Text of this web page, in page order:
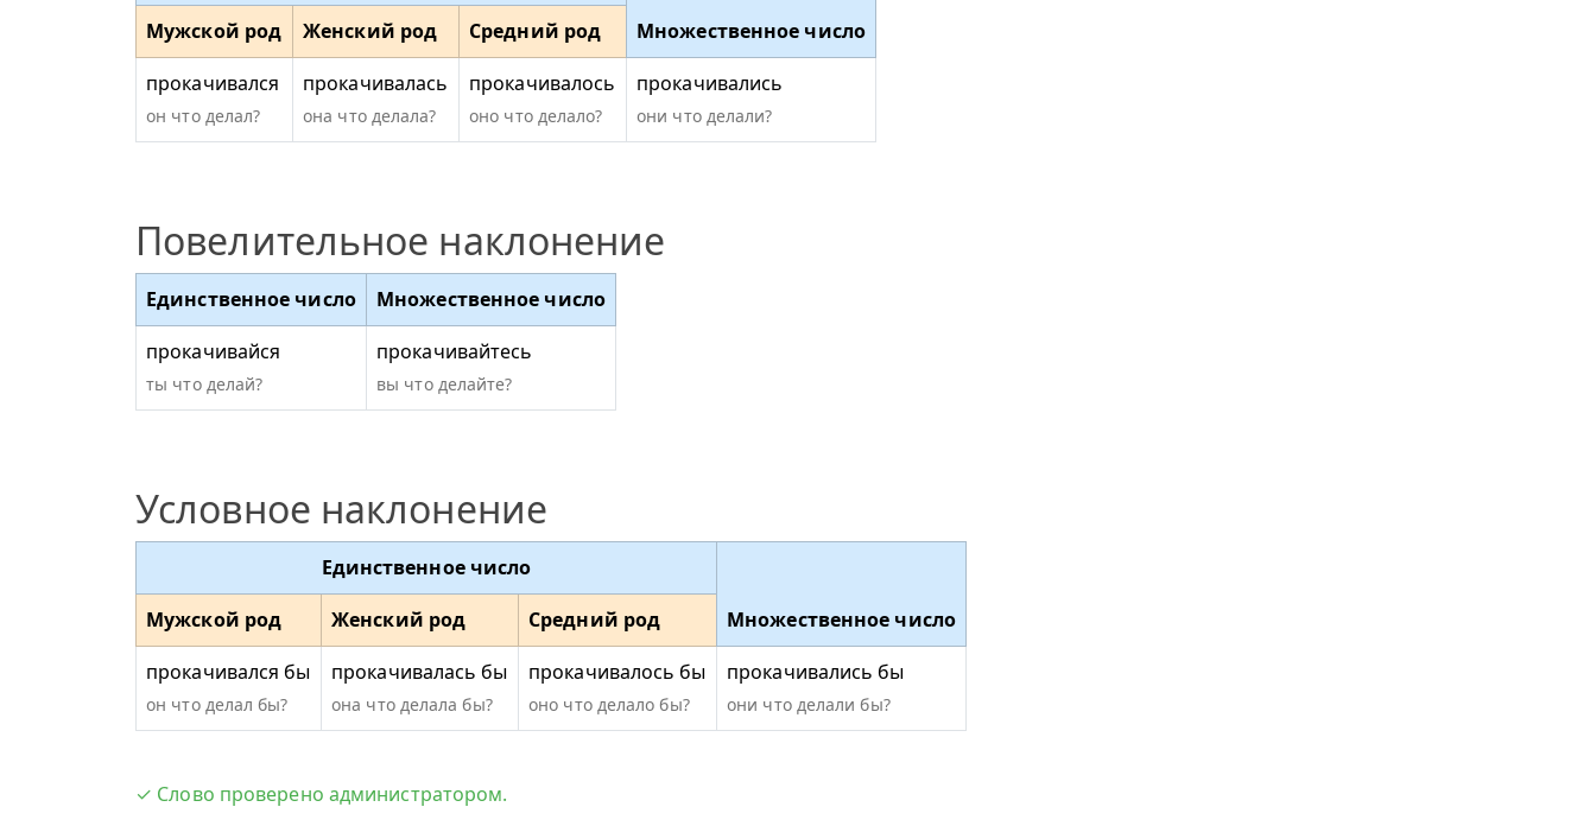
Множественное число
Мужской род Женский род
Средний род
прокачивался
он что делал?
прокачивалась
она что делала?
прокачивалось
оно что делало?
прокачивались
они что делали?
Повелительное наклонение
Единственное число
Множественное число
прокачивайся
ты что делай?
прокачивайтесь
вы что делайте?
Условное наклонение
Единственное число
Множественное число
Мужской род Женский род
Средний род
прокачивался бы
он что делал бы?
прокачивалась бы
она что делала бы?
прокачивалось бы
оно что делало бы?
прокачивались бы
они что делали бы?
✓ Слово проверено администратором.